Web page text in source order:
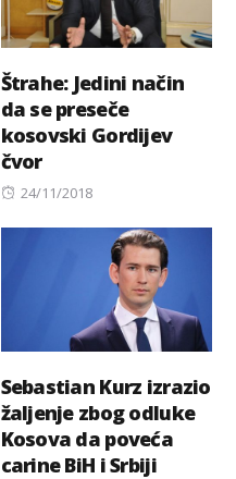
Štrahe: Jedini način
da se preseče
kosovski Gordijev
čvor
Posted
24/11/2018
Sebastian Kurz izrazio
žaljenje zbog odluke
Kosova da poveća
carine BiH i Srbiji